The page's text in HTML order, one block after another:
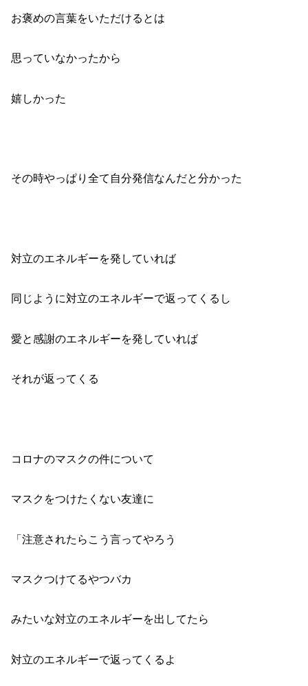
お褒めの言葉をいただけるとは
思っていなかったから
嬉しかった
その時やっぱり全て自分発信なんだと分かった
対立のエネルギーを発していれば
同じように対立のエネルギーで返ってくるし
愛と感謝のエネルギーを発していれば
それが返ってくる
コロナのマスクの件について
マスクをつけたくない友達に
「注意されたらこう言ってやろう
マスクつけてるやつバカ
みたいな対立のエネルギーを出してたら
対立のエネルギーで返ってくるよ